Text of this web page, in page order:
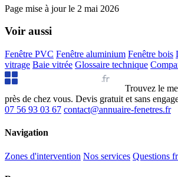
Page mise à jour le 2 mai 2026
Voir aussi
Fenêtre PVC Fenêtre aluminium Fenêtre bois
vitrage Baie vitrée Glossaire technique
Annuaire Fenêtres.fr
Trouvez le
près de chez vous. Devis gratuit et sans
07 56 93 03 67 contact@annuaire-fenetres.fr
Navigation
Zones d'intervention Nos services Questions